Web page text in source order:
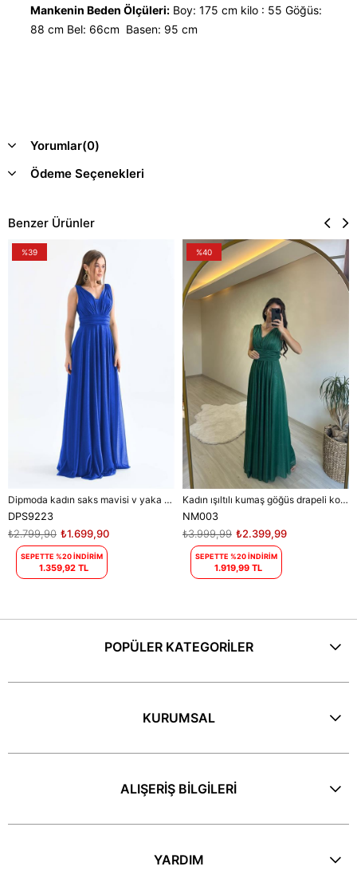
Mankenin Beden Ölçüleri: Boy: 175 cm kilo : 55 Göğüs:
88 cm Bel: 66cm Basen: 95 cm
Yorumlar(0)
Ödeme Seçenekleri
Benzer Ürünler
Dipmoda kadın saks mavisi v yaka simli tül abiye elbise DPS9223
DPS9223
₺1.699,90
₺2.799,90
SEPETTE %20 İNDİRİM
1.359,92 TL
%39
Kadın ışıltılı kumaş göğüs drapeli kolsuz elbise DPNM003
NM003
₺2.399,99
₺3.999,99
SEPETTE %20 İNDİRİM
1.919,99 TL
%40
POPÜLER KATEGORİLER
KURUMSAL
ALIŞERİŞ BİLGİLERİ
YARDIM